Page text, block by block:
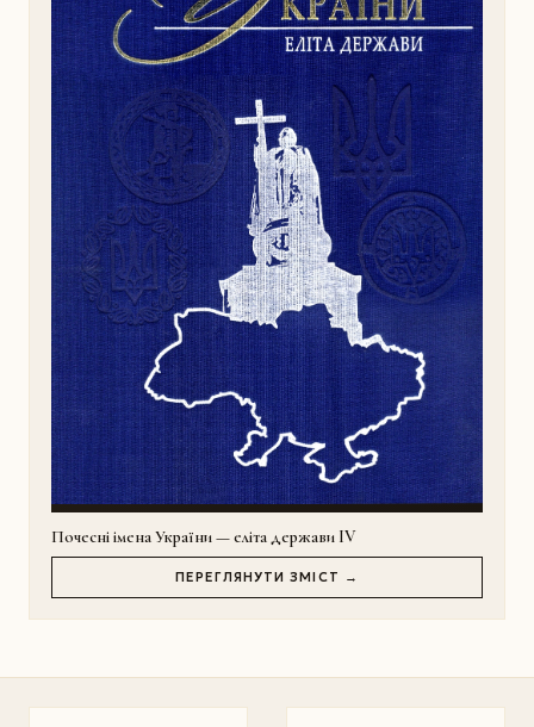
Почесні імена України — еліта держави IV
ПЕРЕГЛЯНУТИ ЗМІСТ →